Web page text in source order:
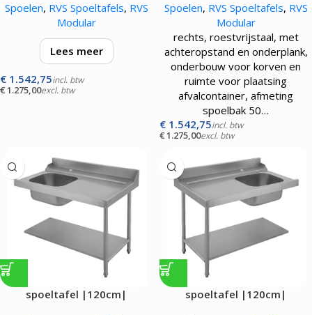
Spoelen, RVS Spoeltafels, RVS
Modular
Lees meer
links, roestvrijstaal, met
achteropstand en onderplank,
€ 1.542,75incl. btw
€1.275,00excl. btw
Spoelen, RVS Spoeltafels, RVS
Modular
rechts, roestvrijstaal, met
achteropstand en onderplank,
onderbouw voor korven en
ruimte voor plaatsing
afvalcontainer, afmeting
spoelbak 50…
€ 1.542,75incl. btw
€1.275,00excl. btw
spoeltafel |120cm| spoeltafel |120cm|